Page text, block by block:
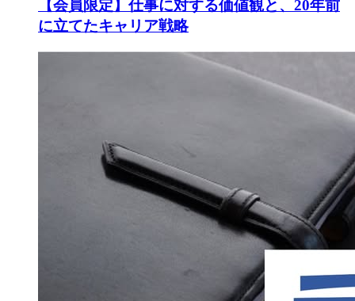
【会員限定】仕事に対する価値観と、20年前
に立てたキャリア戦略